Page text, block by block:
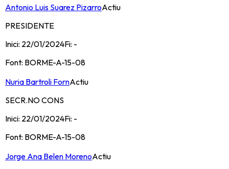
Antonio Luis Suarez PizarroActiu
PRESIDENTE
Inici: 22/01/2024Fi: -
Font: BORME-A-15-08
Nuria Bartroli FornActiu
SECR.NO CONS
Inici: 22/01/2024Fi: -
Font: BORME-A-15-08
Jorge Ana Belen MorenoActiu